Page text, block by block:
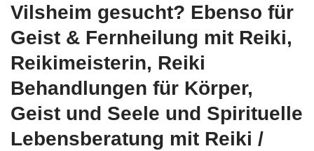
Vilsheim gesucht? Ebenso für
Geist & Fernheilung mit Reiki,
Reikimeisterin, Reiki
Behandlungen für Körper,
Geist und Seele und Spirituelle
Lebensberatung mit Reiki /